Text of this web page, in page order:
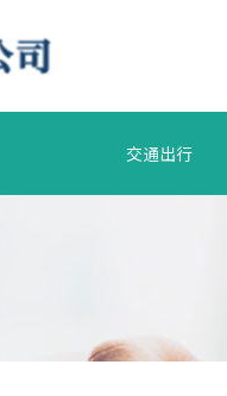
交通出行